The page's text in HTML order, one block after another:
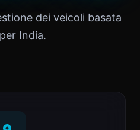
dei veicoli basata
India.